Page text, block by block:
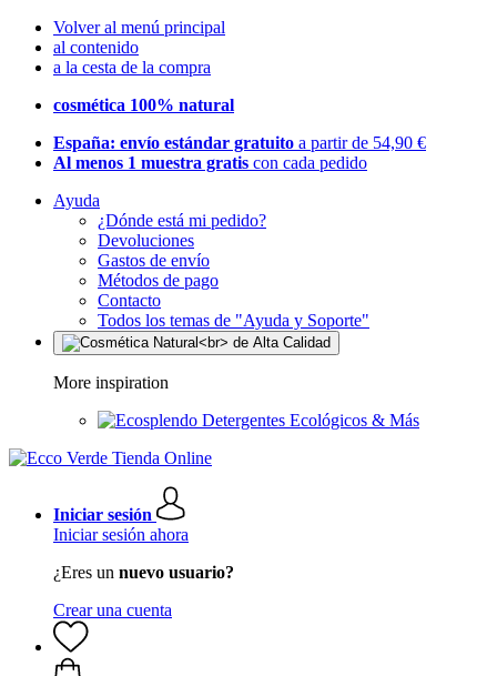
Volver al menú principal
al contenido
a la cesta de la compra
cosmética 100% natural
España: envío estándar gratuito a partir de 54,90 €
Al menos 1 muestra gratis con cada pedido
Ayuda
¿Dónde está mi pedido?
Devoluciones
Gastos de envío
Métodos de pago
Contacto
Todos los temas de "Ayuda y Soporte"
More inspiration
Detergentes Ecológicos & Más
Iniciar sesión
Iniciar sesión ahora
¿Eres un nuevo usuario?
Crear una cuenta